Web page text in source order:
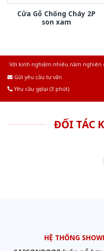
Cửa Gỗ Chống Cháy 2P
son xam
Với kinh nghiệm nhiêu năm nghiên
Gửi yêu cầu tư vấn
Yêu cầu gọi lại (3 phút)
ĐỐI TÁC
HỆ THỐNG